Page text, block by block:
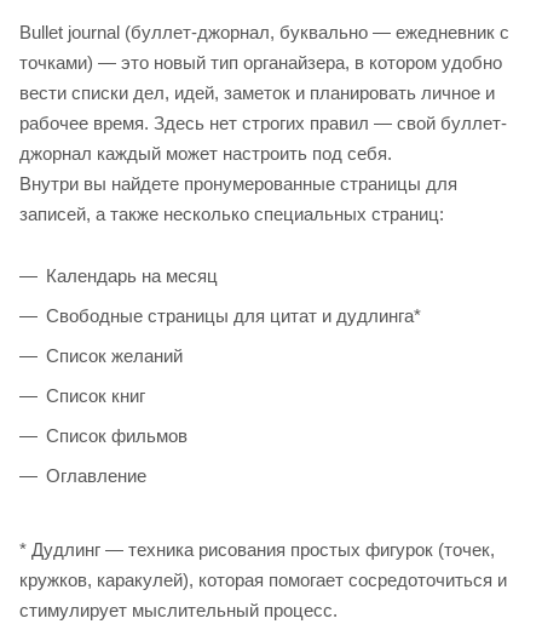
Bullet journal (буллет-джорнал, буквально — ежедневник с
точками) — это новый тип органайзера, в котором удобно
вести списки дел, идей, заметок и планировать личное и
рабочее время. Здесь нет строгих правил — свой буллет-
джорнал каждый может настроить под себя.
Внутри вы найдете пронумерованные страницы для
записей, а также несколько специальных страниц:
Календарь на месяц
Свободные страницы для цитат и дудлинга*
Список желаний
Список книг
Список фильмов
Оглавление
* Дудлинг — техника рисования простых фигурок (точек,
кружков, каракулей), которая помогает сосредоточиться и
стимулирует мыслительный процесс.